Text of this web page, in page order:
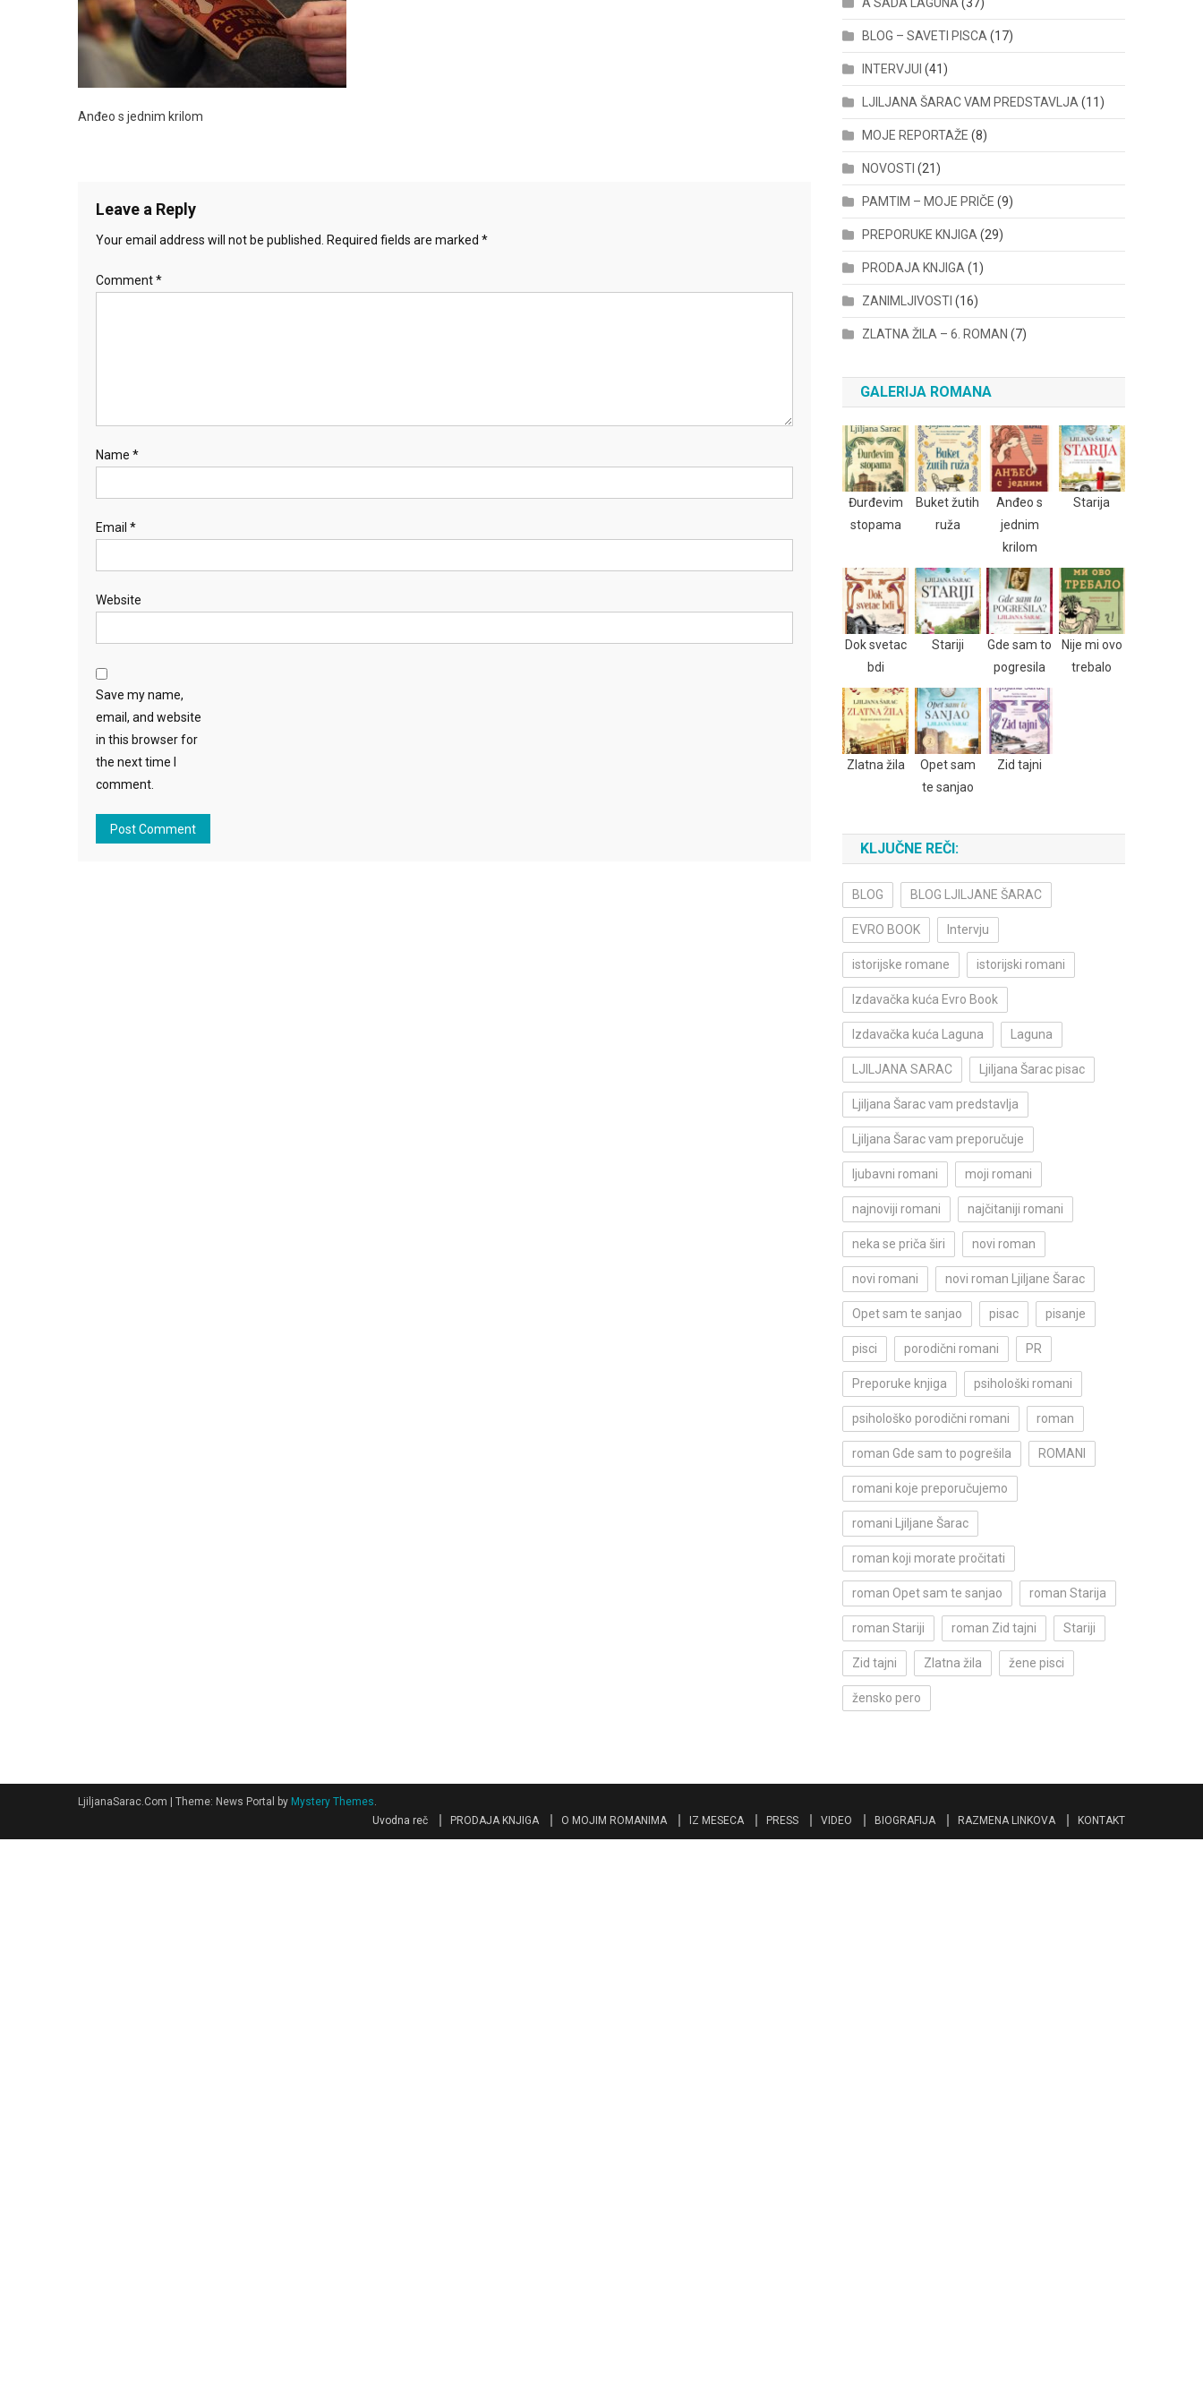
Anđeo s jednim krilom
Leave a Reply
Your email address will not be published. Required fields are marked *
Comment*
Name *
Email *
Website
Save my name,
email, and website
in this browser for
the next time I
comment.
BLOG – SAVETI PISCA (17)
INTERVJUI (41)
LJILJANA ŠARAC VAM PREDSTAVLJA (11)
MOJE REPORTAŽE (8)
NOVOSTI (21)
PAMTIM – MOJE PRIČE (9)
PREPORUKE KNJIGA (29)
PRODAJA KNJIGA (1)
ZANIMLJIVOSTI (16)
ZLATNA ŽILA – 6. ROMAN (7)
GALERIJA ROMANA
Đurđevim
stopama
Buket žutih
ruža
Anđeo s
jednim
krilom
Starija
Dok svetac
bdi
Stariji
Gde sam to
pogresila
Nije mi ovo
trebalo
Zlatna žila
Opet sam
te sanjao
Zid tajni
KLJUČNE REČI:
BLOG BLOG LJILJANE ŠARAC
EVRO BOOK Intervju
istorijske romane istorijski romani
Izdavačka kuća Evro Book
Izdavačka kuća Laguna Laguna
LJILJANA SARAC Ljiljana Šarac pisac
Ljiljana Šarac vam predstavlja
Ljiljana Šarac vam preporučuje
ljubavni romani moji romani
najnoviji romani najčitaniji romani
neka se priča širi novi roman
novi romani novi roman Ljiljane Šarac
Opet sam te sanjao pisac pisanje
pisci porodični romani PR
Preporuke knjiga psihološki romani
psihološko porodični romani roman
roman Gde sam to pogrešila ROMANI
romani koje preporučujemo
romani Ljiljane Šarac
roman koji morate pročitati
roman Opet sam te sanjao roman Starija
roman Stariji roman Zid tajni Stariji
Zid tajni Zlatna žila žene pisci
žensko pero
LjiljanaSarac.Com Theme: News Portal by Mystery Themes.
Uvodna reč
PRODAJA KNJIGA O MOJIM ROMANIMA IZ MESECA PRESS VIDEO BIOGRAFIJA RAZMENA LINKOVA KONTAKT